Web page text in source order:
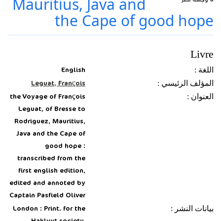
Mauritius, Java and
the Cape of good hope
Livre
اللغة :
English
المؤلف الرئيسي :
Leguat, François
العنوان :
the Voyage of François
Leguat, of Bresse to
Rodriguez, Mauritius,
Java and the Cape of
good hope :
transcribed from the
first english edition,
edited and annoted by
Captain Pasfield Oliver
بيانات النشر :
London : Print. for the